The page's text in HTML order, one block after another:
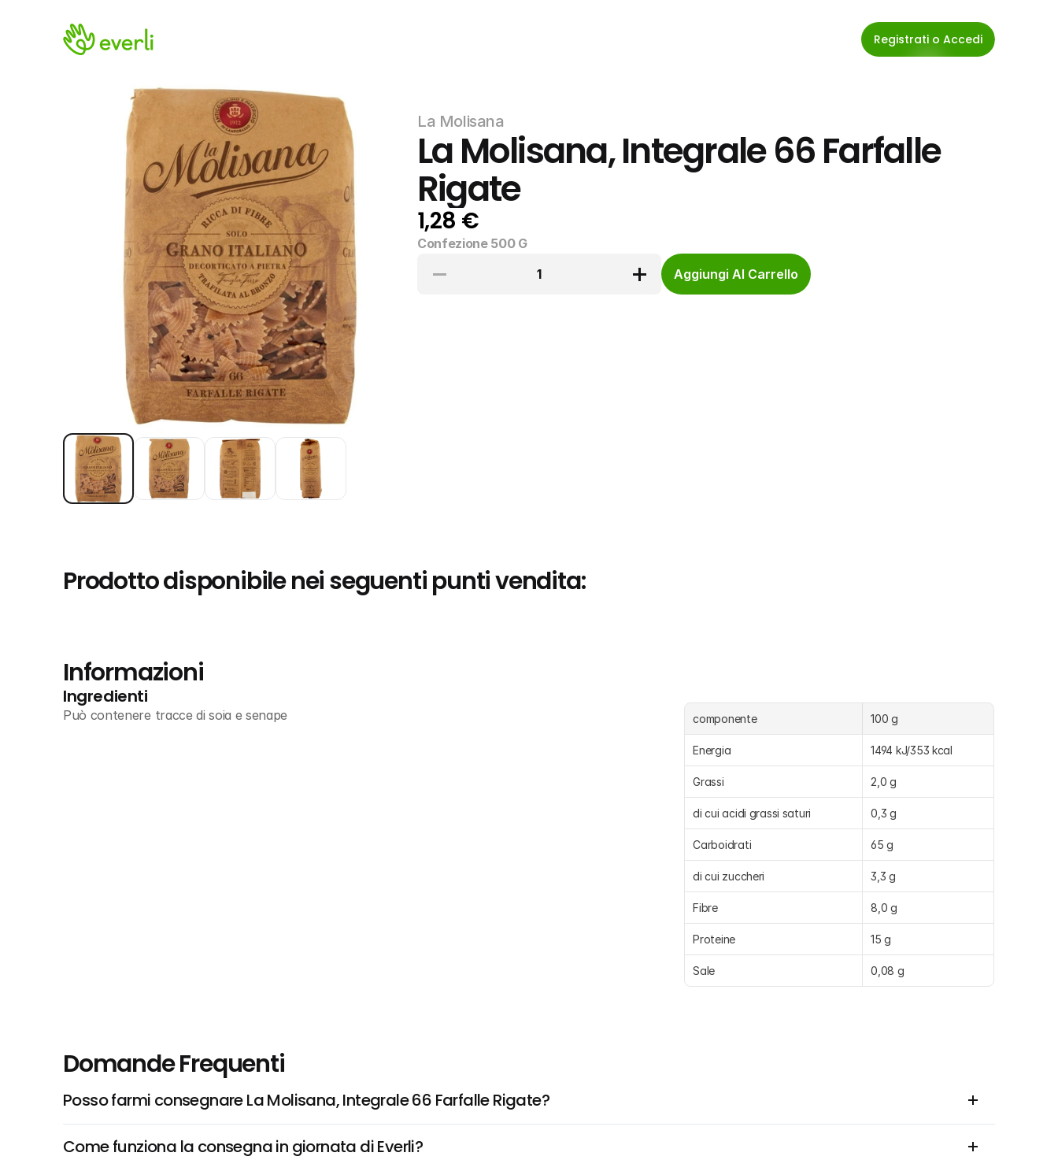
Registrati o Accedi
La Molisana
La Molisana, Integrale 66 Farfalle
Rigate
1,28 €
Confezione 500 G
1
Aggiungi Al Carrello
Prodotto disponibile nei seguenti punti vendita:
Informazioni
Ingredienti
Può contenere tracce di soia e senape componente 100 g
Energia 1494 kJ/353 kcal
Grassi 2,0 g
di cui acidi grassi saturi 0,3 g
Carboidrati 65 g
di cui zuccheri 3,3 g
Fibre 8,0 g
Proteine 15 g
Sale 0,08 g
Domande Frequenti
Posso farmi consegnare La Molisana, Integrale 66 Farfalle Rigate?
Come funziona la consegna in giornata di Everli?